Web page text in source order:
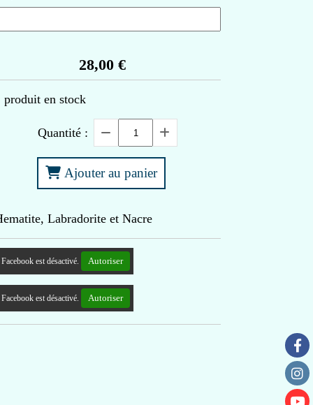
28,00 €
produit en stock
Quantité :
Ajouter au panier
Labradorite et Nacre
Facebook est désactivé. Autoriser
Facebook est désactivé. Autoriser